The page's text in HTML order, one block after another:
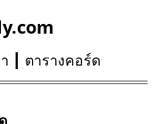
ตารางคอร์ด